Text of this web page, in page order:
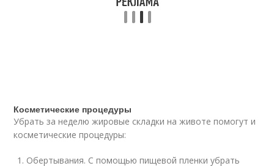
Косметические процедуры
Убрать за неделю жировые складки на животе помогут и
косметические процедуры:
Обертывания. С помощью пищевой пленки убрать